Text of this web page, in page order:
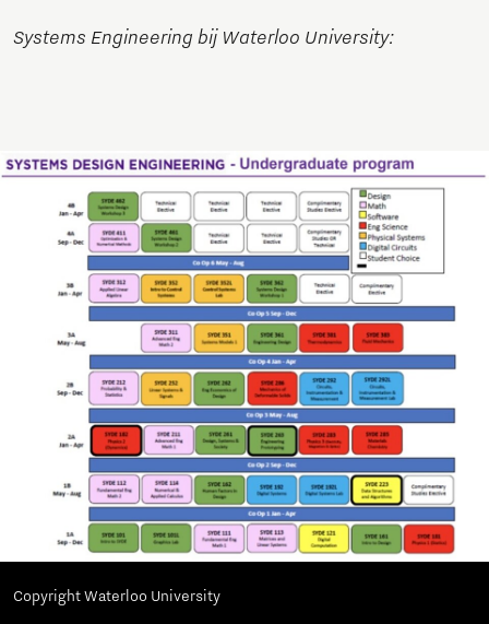
Systems Engineering bij Waterloo University:
Copyright Waterloo University